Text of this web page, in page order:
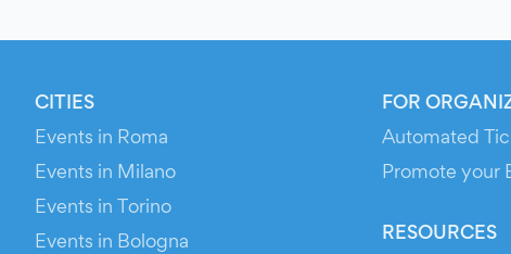
CITIES
Events in Roma
Events in Milano
Events in Torino
Events in Bologna
FOR
Automated
Promote your
RESOURCES